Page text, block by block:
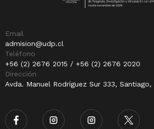
Email
admision@udp.cl
Teléfono
+56 (2) 2676 2015 / +56 (2) 2676 2020
Dirección
Avda. Manuel Rodríguez Sur 333, Santiago,